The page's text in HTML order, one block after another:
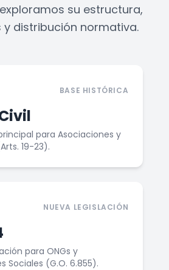
su estructura,
distribución normativa.
BASE HISTÓRICA
para Asociaciones y
19-23).
NUEVA LEGISLACIÓN
para ONGs y
Sociales (G.O. 6.855).